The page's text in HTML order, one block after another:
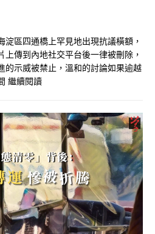
淀區四通橋上罕見地出現抗議橫額，
傳到內地社交平台後一律被刪除，
的示威被禁止，溫和的討論如果逾越
繼續閱讀